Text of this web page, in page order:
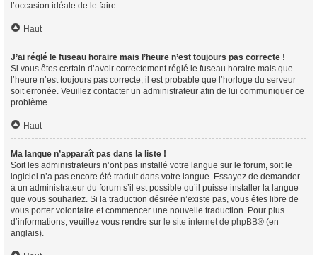
l’occasion idéale de le faire.
Haut
J’ai réglé le fuseau horaire mais l’heure n’est toujours pas correcte !
Si vous êtes certain d’avoir correctement réglé le fuseau horaire mais que
l’heure n’est toujours pas correcte, il est probable que l’horloge du serveur
soit erronée. Veuillez contacter un administrateur afin de lui communiquer ce
problème.
Haut
Ma langue n’apparaît pas dans la liste !
Soit les administrateurs n’ont pas installé votre langue sur le forum, soit le
logiciel n’a pas encore été traduit dans votre langue. Essayez de demander
à un administrateur du forum s’il est possible qu’il puisse installer la langue
que vous souhaitez. Si la traduction désirée n’existe pas, vous êtes libre de
vous porter volontaire et commencer une nouvelle traduction. Pour plus
d’informations, veuillez vous rendre sur le site internet de phpBB® (en
anglais).